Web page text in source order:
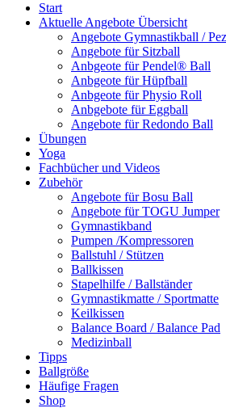
Start
Aktuelle Angebote Übersicht
Angebote Gymnastikball /
Angebote für Sitzball
Anbgeote für Pendel® Ball
Anbgeote für Hüpfball
Anbgeote für Physio Roll
Anbgebote für Eggball
Angebote für Redondo Ball
Übungen
Yoga
Fachbücher und Videos
Zubehör
Angebote für Bosu Ball
Angebote für TOGU Jumper
Gymnastikband
Pumpen /Kompressoren
Ballstuhl / Stützen
Ballkissen
Stapelhilfe / Ballständer
Gymnastikmatte / Sportmatte
Keilkissen
Balance Board / Balance Pad
Medizinball
Tipps
Ballgröße
Häufige Fragen
Shop